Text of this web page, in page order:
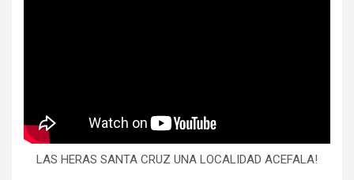
LAS HERAS SANTA CRUZ UNA LOCALIDAD ACEFALA!